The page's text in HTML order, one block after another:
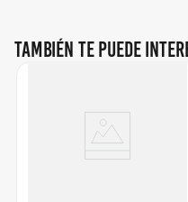
También te puede